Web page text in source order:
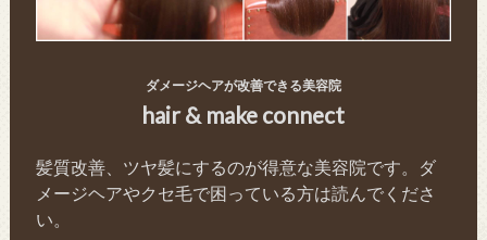
ダメージヘアが改善できる美容院
hair & make connect
髪質改善、ツヤ髪にするのが得意な美容院です。ダ
メージヘアやクセ毛で困っている方は読んでくださ
い。